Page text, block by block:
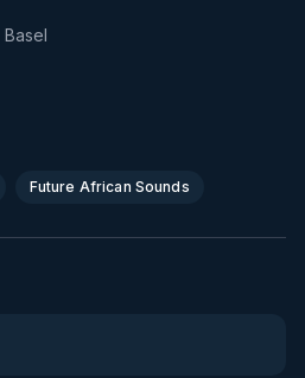
Basel
Future African Sounds